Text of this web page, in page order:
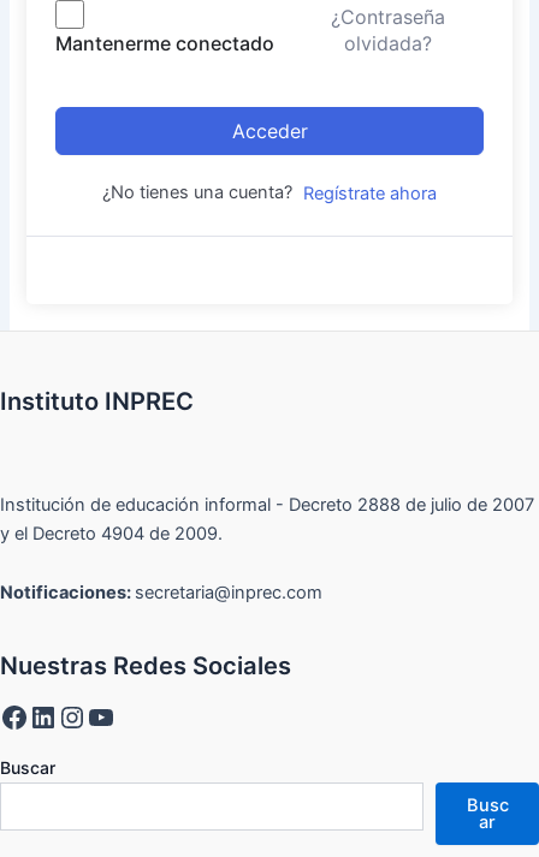
Mantenerme conectado
¿Contraseña
olvidada?
Acceder
¿No tienes una cuenta? Regístrate ahora
Instituto INPREC
Institución de educación informal - Decreto 2888 de julio de 2007
y el Decreto 4904 de 2009.
Notificaciones: secretaria@inprec.com
Nuestras Redes Sociales
Buscar
Busc
ar